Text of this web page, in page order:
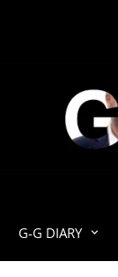
G-G DIARY